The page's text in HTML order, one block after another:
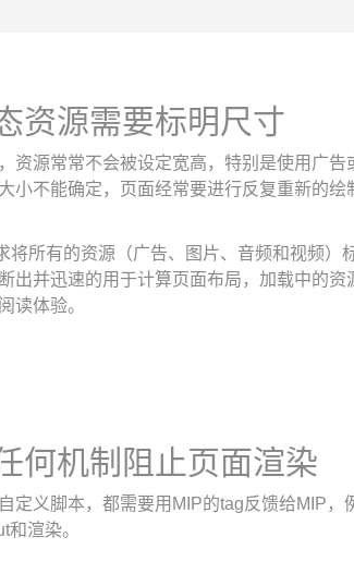
资源需要标明尺寸
资源常常不会被设定宽高，特别是使用广
小不能确定，页面经常要进行反复重新的绘
将所有的资源（广告、图片、音频和视频
出并迅速的用于计算页面布局，加载中的
读体验。
何机制阻止页面渲染
定义脚本，都需要用MIP的tag反馈给MIP
和渲染。